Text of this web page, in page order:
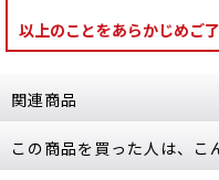
以上のことをあらかじめご了
関連商品
[コデックス]
01]
この商品を買った人は、こ